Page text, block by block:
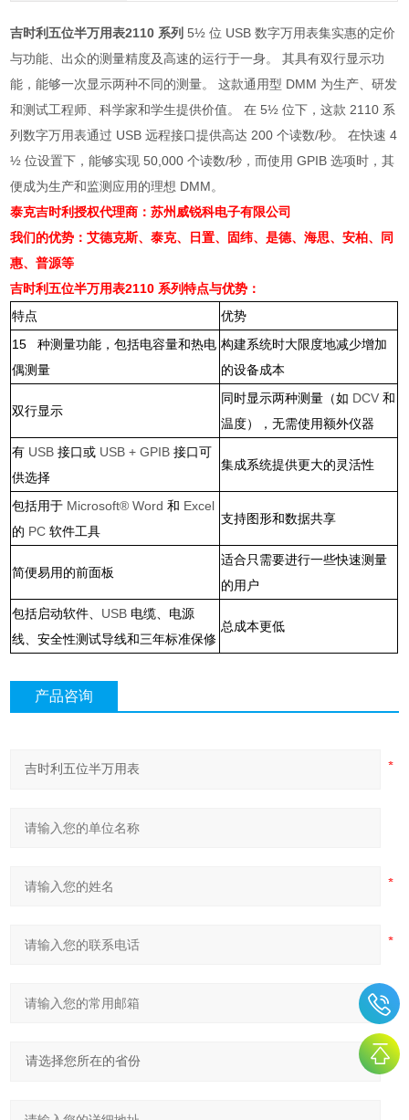
吉时利五位半万用表2110 系列 5½ 位 USB 数字万用表集实惠的定价
与功能、出众的测量精度及高速的运行于一身。 其具有双行显示功
能，能够一次显示两种不同的测量。 这款通用型 DMM 为生产、研发
和测试工程师、科学家和学生提供价值。 在 5½ 位下，这款 2110 系
列数字万用表通过 USB 远程接口提供高达 200 个读数/秒。 在快速 4
½ 位设置下，能够实现 50,000 个读数/秒，而使用 GPIB 选项时，其
便成为生产和监测应用的理想 DMM。
泰克吉时利授权代理商：苏州威锐科电子有限公司
我们的优势：艾德克斯、泰克、日置、固纬、是德、海思、安柏、同
惠、普源等
吉时利五位半万用表2110 系列特点与优势：
特点
优势
15种测量功能，包括电容量和热电
偶测量
构建系统时大限度地减少增加
的设备成本
双行显示
同时显示两种测量（如 DCV和
温度），无需使用额外仪器
有 USB接口或 USB + GPIB接口可
供选择
集成系统提供更大的灵活性
包括用于 Microsoft® Word和 Excel
的 PC软件工具
支持图形和数据共享
简便易用的前面板
适合只需要进行一些快速测量
的用户
包括启动软件、 USB 电缆、电源
线、安全性测试导线和三年标准保修
总成本更低
产品咨询